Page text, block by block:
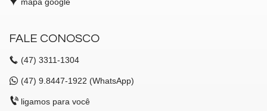
FALE CONOSCO
(47) 3311-1304
(47) 9.8447-1922 (WhatsApp)
ligamos para você